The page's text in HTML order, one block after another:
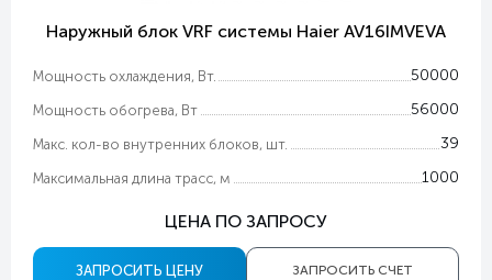
Наружный блок VRF системы Haier AV16IMVEVA
Мощность охлаждения, Вт. 50000
Мощность обогрева, Вт 56000
Макс. кол-во внутренних блоков, шт. 39
Максимальная длина трасс, м 1000
ЦЕНА ПО ЗАПРОСУ
ЗАПРОСИТЬ СЧЕТ
ЗАПРОСИТЬ ЦЕНУ